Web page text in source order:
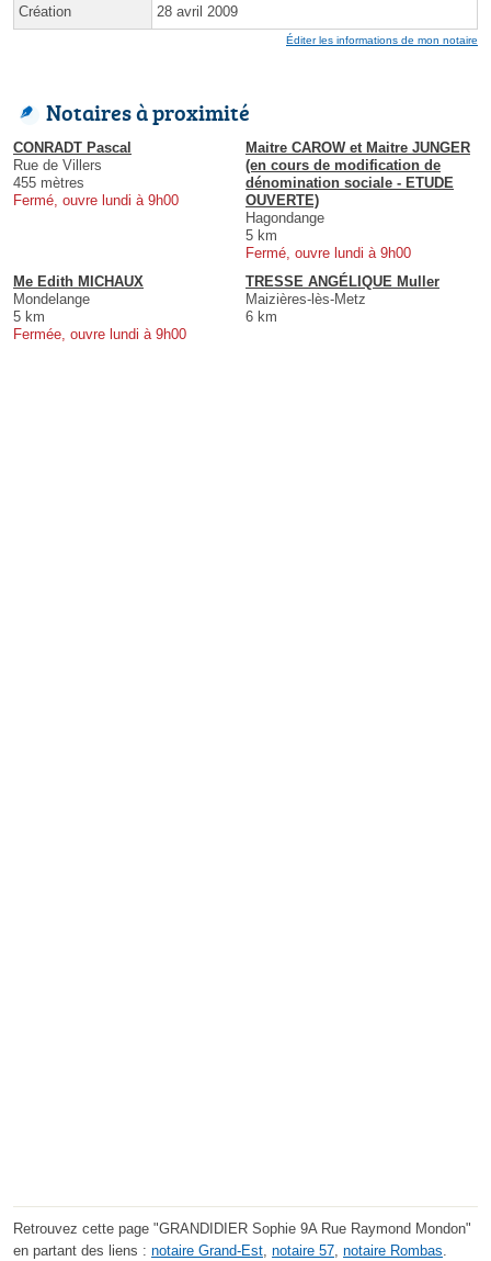
Création 28 avril 2009
Éditer les informations de mon notaire
Notaires à proximité
CONRADT Pascal
Rue de Villers
455 mètres
Fermé, ouvre lundi à 9h00
Maitre CAROW et Maitre JUNGER
(en cours de modification de
dénomination sociale - ETUDE
OUVERTE)
Hagondange
5 km
Fermé, ouvre lundi à 9h00
Me Edith MICHAUX
Mondelange
5 km
Fermée, ouvre lundi à 9h00
TRESSE ANGÉLIQUE Muller
Maizières-lès-Metz
6 km
Retrouvez cette page "GRANDIDIER Sophie 9A Rue Raymond Mondon"
en partant des liens : notaire Grand-Est, notaire 57, notaire Rombas.